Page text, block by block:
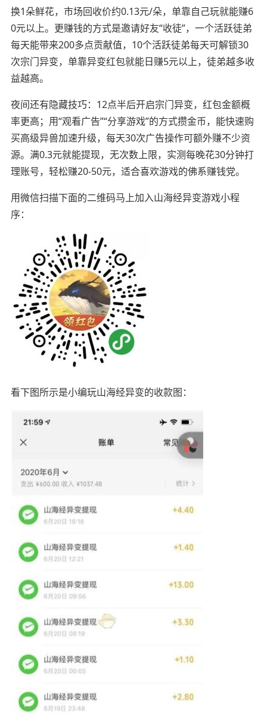
换1朵鲜花，市场回收价约0.13元/朵，单靠自己玩就能赚6
0元以上。更赚钱的方式是邀请好友“收徒”，一个活跃徒弟
每天能带来200多点贡献值，10个活跃徒弟每天可解锁30
次宗门异变，单靠异变红包就能日赚5元以上，徒弟越多收
益越高。
夜间还有隐藏技巧：12点半后开启宗门异变，红包金额概
率更高；用“观看广告”“分享游戏”的方式攒金币，能快速购
买高级异兽加速升级，每天30次广告操作可额外赚不少资
源。满0.3元就能提现，无次数上限，实测每晚花30分钟打
理账号，轻松赚20-50元，适合喜欢游戏的佛系赚钱党。
用微信扫描下面的二维码马上加入山海经异变游戏小程
序：
看下图所示是小编玩山海经异变的收款图：